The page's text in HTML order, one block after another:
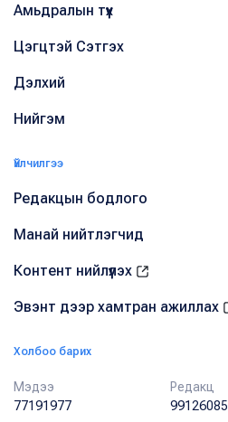
Амьдралын түүх
Цэгцтэй Сэтгэх
Дэлхий
Нийгэм
Үйлчилгээ
Редакцын бодлого
Манай нийтлэгчид
Контент нийлүүлэх
Эвэнт дээр хамтран ажиллах
Холбоо барих
Мэдээ
77191977
Редакц
99126085